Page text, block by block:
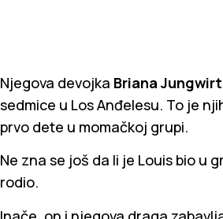
Njegova devojka Briana
sedmice u Los Anđelesu. To je
prvo dete u momačkoj grupi.
Ne zna se još da li je Louis bio u
rodio.